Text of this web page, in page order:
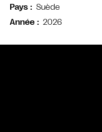
Pays
Suède
Année
2026